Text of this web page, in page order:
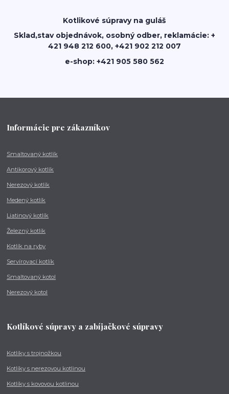
Kotlikové súpravy na guláš
Sklad,stav objednávok, osobný odber, reklamácie: +
421 948 212 600, +421 902 212 007
e-shop: +421 905 580 562
Informácie pre zákazníkov
Smaltovaný kotlík
Antikorový kotlík
Nerezový kotlík
Medený kotlík
Liatinový kotlík
Železný kotlík
Kotlík na ryby
Servírovací kotlík
Smaltovaný kotol
Nerezový kotol
Kotlíkové súpravy a zabíjačkové súpravy
Kotlíky s trojnožkou
Kotlíky s nerezovou kotlinou
Kotlíky s kovovou kotlinou